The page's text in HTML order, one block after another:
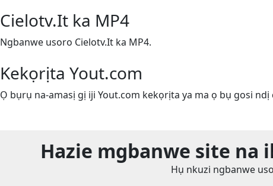
Cielotv.It ka MP4
Ngbanwe usoro Cielotv.It ka MP4.
Kekọrịta Yout.com
Ọ bụrụ na-amasị gị iji Yout.com kekọrịta ya ma ọ bụ gosi ndị
Hazie mgbanwe site na
Hụ nkuzi ngbanwe